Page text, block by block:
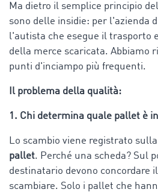
Ma dietro il semplice principio
sono delle insidie: per l'azienda
l'autista che esegue il trasporto
della merce scaricata. Abbiamo
punti d'inciampo più frequenti.
Il problema della qualità:
1. Chi determina quale pallet è
Lo scambio viene registrato
pallet. Perché una scheda? Sul
destinatario devono concordare
scambiare. Solo i pallet che